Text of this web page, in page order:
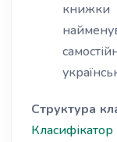
книжки
Структура
Класифікатор